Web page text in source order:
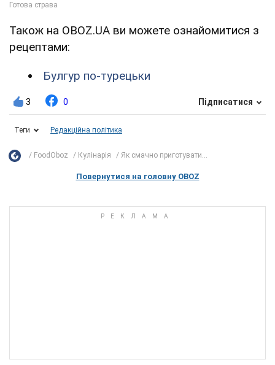
Також на OBOZ.UA ви можете ознайомитися з
рецептами:
Булгур по-турецьки
3 0 Підписатися
Теги Редакційна політика
FoodOboz Кулінарія Як смачно приготувати...
Повернутися на головну OBOZ